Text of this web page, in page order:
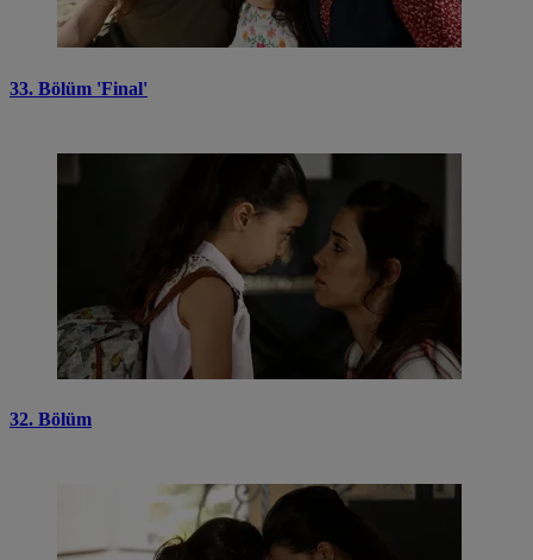
33. Bölüm 'Final'
32. Bölüm